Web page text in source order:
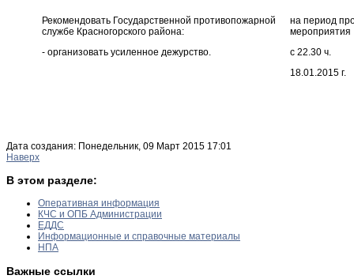
Рекомендовать Государственной противопожарной
службе Красногорского района:
- организовать усиленное дежурство.
на период
мероприятия
с 22.30 ч.
18.01.2015 г.
Дата создания: Понедельник, 09 Март 2015 17:01
Наверх
В этом разделе:
Оперативная информация
КЧС и ОПБ Администрации
ЕДДС
Информационные и справочные материалы
НПА
Важные ссылки